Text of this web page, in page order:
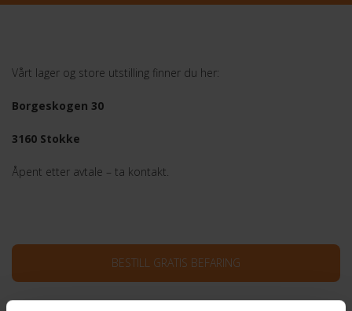
Vårt lager og store utstilling finner du her:
Borgeskogen 30
3160 Stokke
Åpent etter avtale – ta kontakt.
BESTILL GRATIS BEFARING